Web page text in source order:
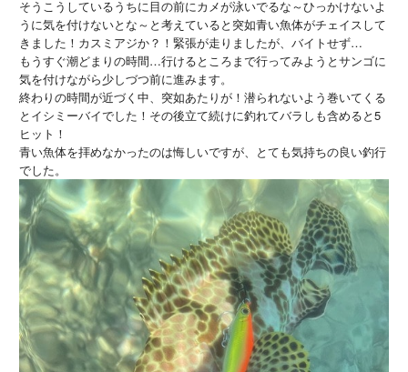
そうこうしているうちに目の前にカメが泳いでるな～ひっかけないよ
うに気を付けないとな～と考えていると突如青い魚体がチェイスして
きました！カスミアジか？！緊張が走りましたが、バイトせず…
もうすぐ潮どまりの時間…行けるところまで行ってみようとサンゴに
気を付けながら少しづつ前に進みます。
終わりの時間が近づく中、突如あたりが！潜られないよう巻いてくる
とイシミーバイでした！その後立て続けに釣れてバラしも含めると5
ヒット！
青い魚体を拝めなかったのは悔しいですが、とても気持ちの良い釣行
でした。